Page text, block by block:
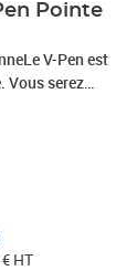
Pointe
V-Pen est
Vous serez
de ses
HT